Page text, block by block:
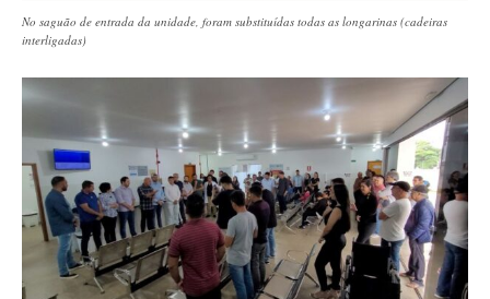
No saguão de entrada da unidade, foram substituídas todas as longarinas (cadeiras
interligadas)